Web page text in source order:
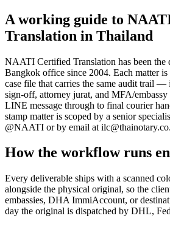
A working guide to
Translation in Thailand
NAATI Certified Translation has been
Bangkok office since 2004. Each matter is
case file that carries the same audit trail —
sign-off, attorney jurat, and MFA/
LINE message through to final courier
stamp matter is scoped by a senior
@NAATI or by email at
How the workflow runs
Every deliverable ships with a scanned
alongside the physical original, so the
embassies, DHA ImmiAccount, or
day the original is dispatched by DHL,